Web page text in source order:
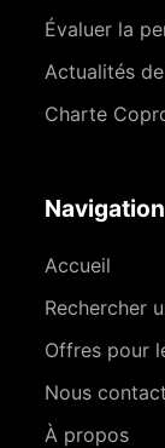
Évaluer la
Actualités
Charte
Navigation
Accueil
Rechercher
Offres pour
Nous
À propos